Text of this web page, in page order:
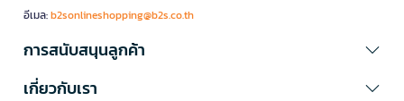
อีเมล:b2sonlineshopping@b2s.co.th
การสนับสนุนลูกค้า
เกี่ยวกับเรา